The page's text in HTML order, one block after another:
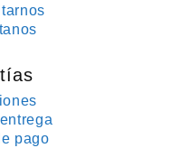
pago